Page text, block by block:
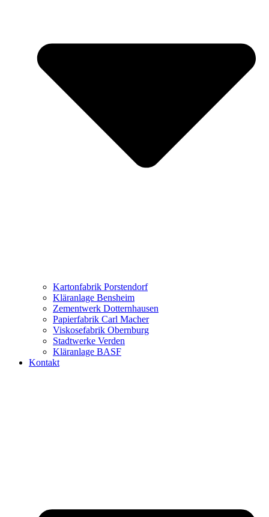
Kartonfabrik Porstendorf
Kläranlage Bensheim
Zementwerk Dotternhausen
Papierfabrik Carl Macher
Viskosefabrik Obernburg
Stadtwerke Verden
Kläranlage BASF
Kontakt